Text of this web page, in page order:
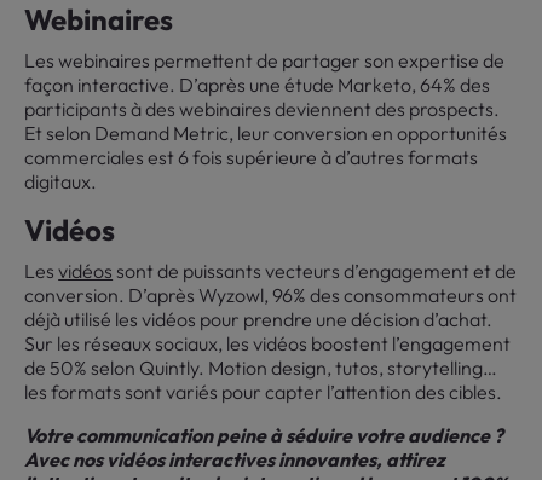
Webinaires
Les webinaires permettent de partager son expertise de
façon interactive. D’après une étude Marketo, 64% des
participants à des webinaires deviennent des prospects.
Et selon Demand Metric, leur conversion en opportunités
commerciales est 6 fois supérieure à d’autres formats
digitaux.
Vidéos
Lesvidéos sont de puissants vecteurs d’engagement et de
conversion. D’après Wyzowl, 96% des consommateurs ont
déjà utilisé les vidéos pour prendre une décision d’achat.
Sur les réseaux sociaux, les vidéos boostent l’engagement
de 50% selon Quintly. Motion design, tutos, storytelling…
les formats sont variés pour capter l’attention des cibles.
Votre communication peine à séduire votre audience ?
Avec nos vidéos interactives innovantes, attirez